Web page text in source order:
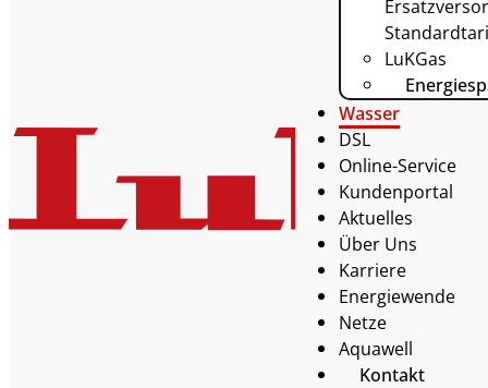
LuKGas
Wasser
DSL
Online-Service
Kundenportal
Aktuelles
Über Uns
Karriere
Energiewende
Netze
Aquawell
Kontakt